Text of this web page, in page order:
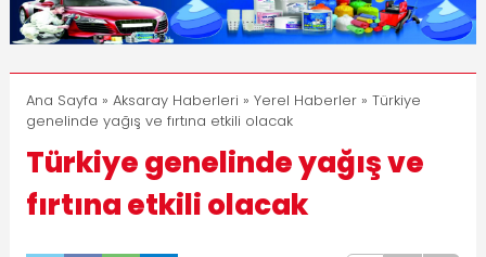
8:23 Aksaray Esnaf Rehberi Hizmete Girdi
11:30
Birlikhaber.com Yayın Hayatına Başladı | Hızlı ve
Akıllı Haber Platformu
Ana Sayfa » Aksaray Haberleri » Yerel Haberler» Türkiye
genelinde yağış ve fırtına etkili olacak
Türkiye genelinde yağış ve
fırtına etkili olacak